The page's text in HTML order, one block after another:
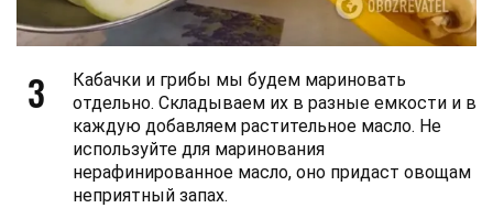
3
Кабачки и грибы мы будем мариновать
отдельно. Складываем их в разные емкости и в
каждую добавляем растительное масло. Не
используйте для маринования
нерафинированное масло, оно придаст овощам
неприятный запах.